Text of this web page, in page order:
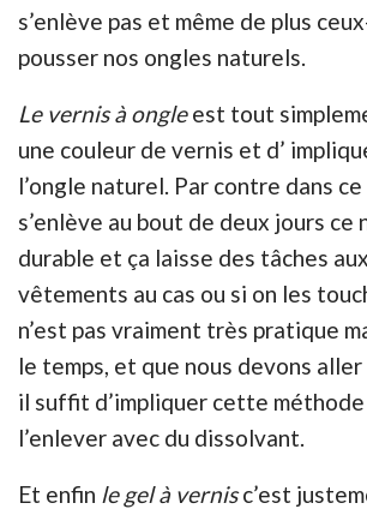
s’enlève pas et même de plus
pousser nos ongles naturels.
Le vernis à ongleest tout
une couleur de vernis et d’
l’ongle naturel. Par contre dans
s’enlève au bout de deux jours ce
durable et ça laisse des tâches
vêtements au cas ou si on les
n’est pas vraiment très pratique
le temps, et que nous devons
il suffit d’impliquer cette
l’enlever avec du dissolvant.
Et enfin le gel à vernisc’est